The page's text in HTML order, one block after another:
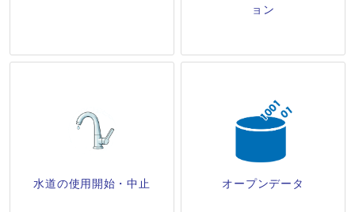
ョン
水道の使用開始・中止 オープンデータ